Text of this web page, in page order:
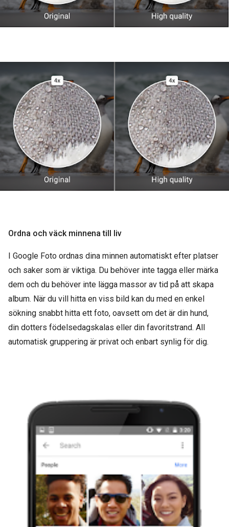
Ordna och väck minnena till liv
I Google Foto ordnas dina minnen automatiskt efter platser
och saker som är viktiga. Du behöver inte tagga eller märka
dem och du behöver inte lägga massor av tid på att skapa
album. När du vill hitta en viss bild kan du med en enkel
sökning snabbt hitta ett foto, oavsett om det är din hund,
din dotters födelsedagskalas eller din favoritstrand. All
automatisk gruppering är privat och enbart synlig för dig.